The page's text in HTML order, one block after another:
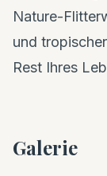
Nature-
und
Rest Ihres
Galerie